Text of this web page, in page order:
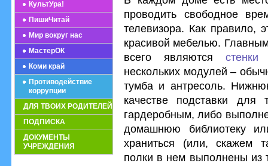
КультУра!
ПишиЧитай
Мир вокруг нас
МастерОК
Коми край
Противодействие
коррупции
ДЛЯ ТВОИХ РОДИТЕЛЕЙ
ПОДПИСКА
ДОКУМЕНТЫ
УЧРЕЖДЕНИЯ
проводить свободное
телевизора. Как правило,
красивой мебелью.
всего являются
нескольких модулей –
тумба и антресоль.
качестве подставки
гардеробным, либо
домашнюю библиотеку
храниться (или, скажем
полки в нем выполнены из